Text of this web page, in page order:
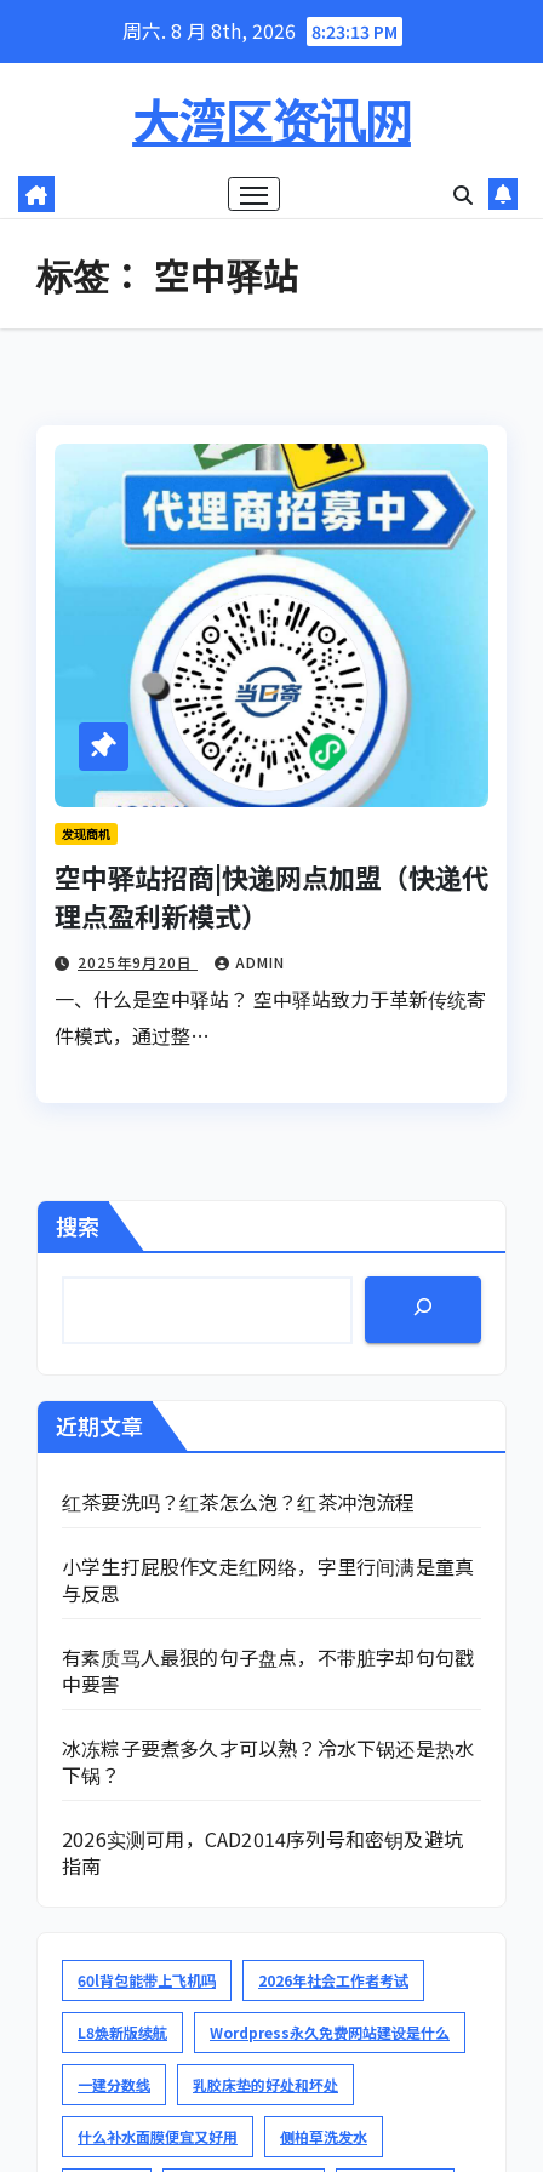
周六. 8 月 8th, 2026 8:23:13 PM
大湾区资讯网
标签： 空中驿站
发现商机
空中驿站招商|快递网点加盟（快递代
理点盈利新模式）
2025年9月20日 ADMIN
一、什么是空中驿站？ 空中驿站致力于革新传统寄
件模式，通过整…
搜索
近期文章
红茶要洗吗？红茶怎么泡？红茶冲泡流程
小学生打屁股作文走红网络，字里行间满是童真
与反思
有素质骂人最狠的句子盘点，不带脏字却句句戳
中要害
冰冻粽子要煮多久才可以熟？冷水下锅还是热水
下锅？
2026实测可用，CAD2014序列号和密钥及避坑
指南
60l背包能带上飞机吗 2026年社会工作者考试
L8焕新版续航 Wordpress永久免费网站建设是什么
一建分数线 乳胶床垫的好处和坏处
什么补水面膜便宜又好用 侧柏草洗发水